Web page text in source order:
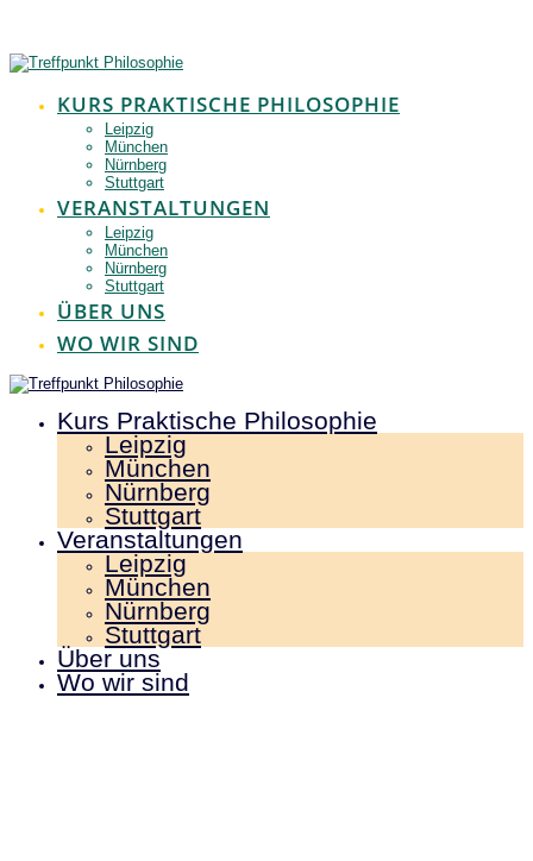
springen
KURS PRAKTISCHE PHILOSOPHIE
Leipzig
München
Nürnberg
Stuttgart
VERANSTALTUNGEN
Leipzig
München
Nürnberg
Stuttgart
ÜBER UNS
WO WIR SIND
Kurs Praktische Philosophie
Leipzig
München
Nürnberg
Stuttgart
Veranstaltungen
Leipzig
München
Nürnberg
Stuttgart
Über uns
Wo wir sind